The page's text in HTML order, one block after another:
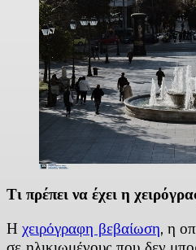
Τι πρέπει να έχει η
Ηχειρόγραφη βεβαίωση, η